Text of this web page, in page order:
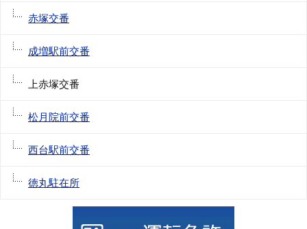
赤塚交番
成増駅前交番
上赤塚交番
松月院前交番
西台駅前交番
徳丸駐在所